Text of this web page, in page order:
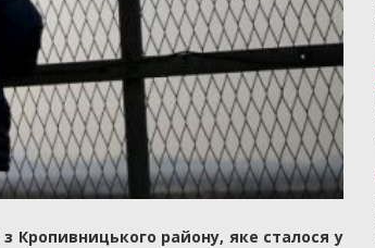
з Кропивницького району, яке сталося у